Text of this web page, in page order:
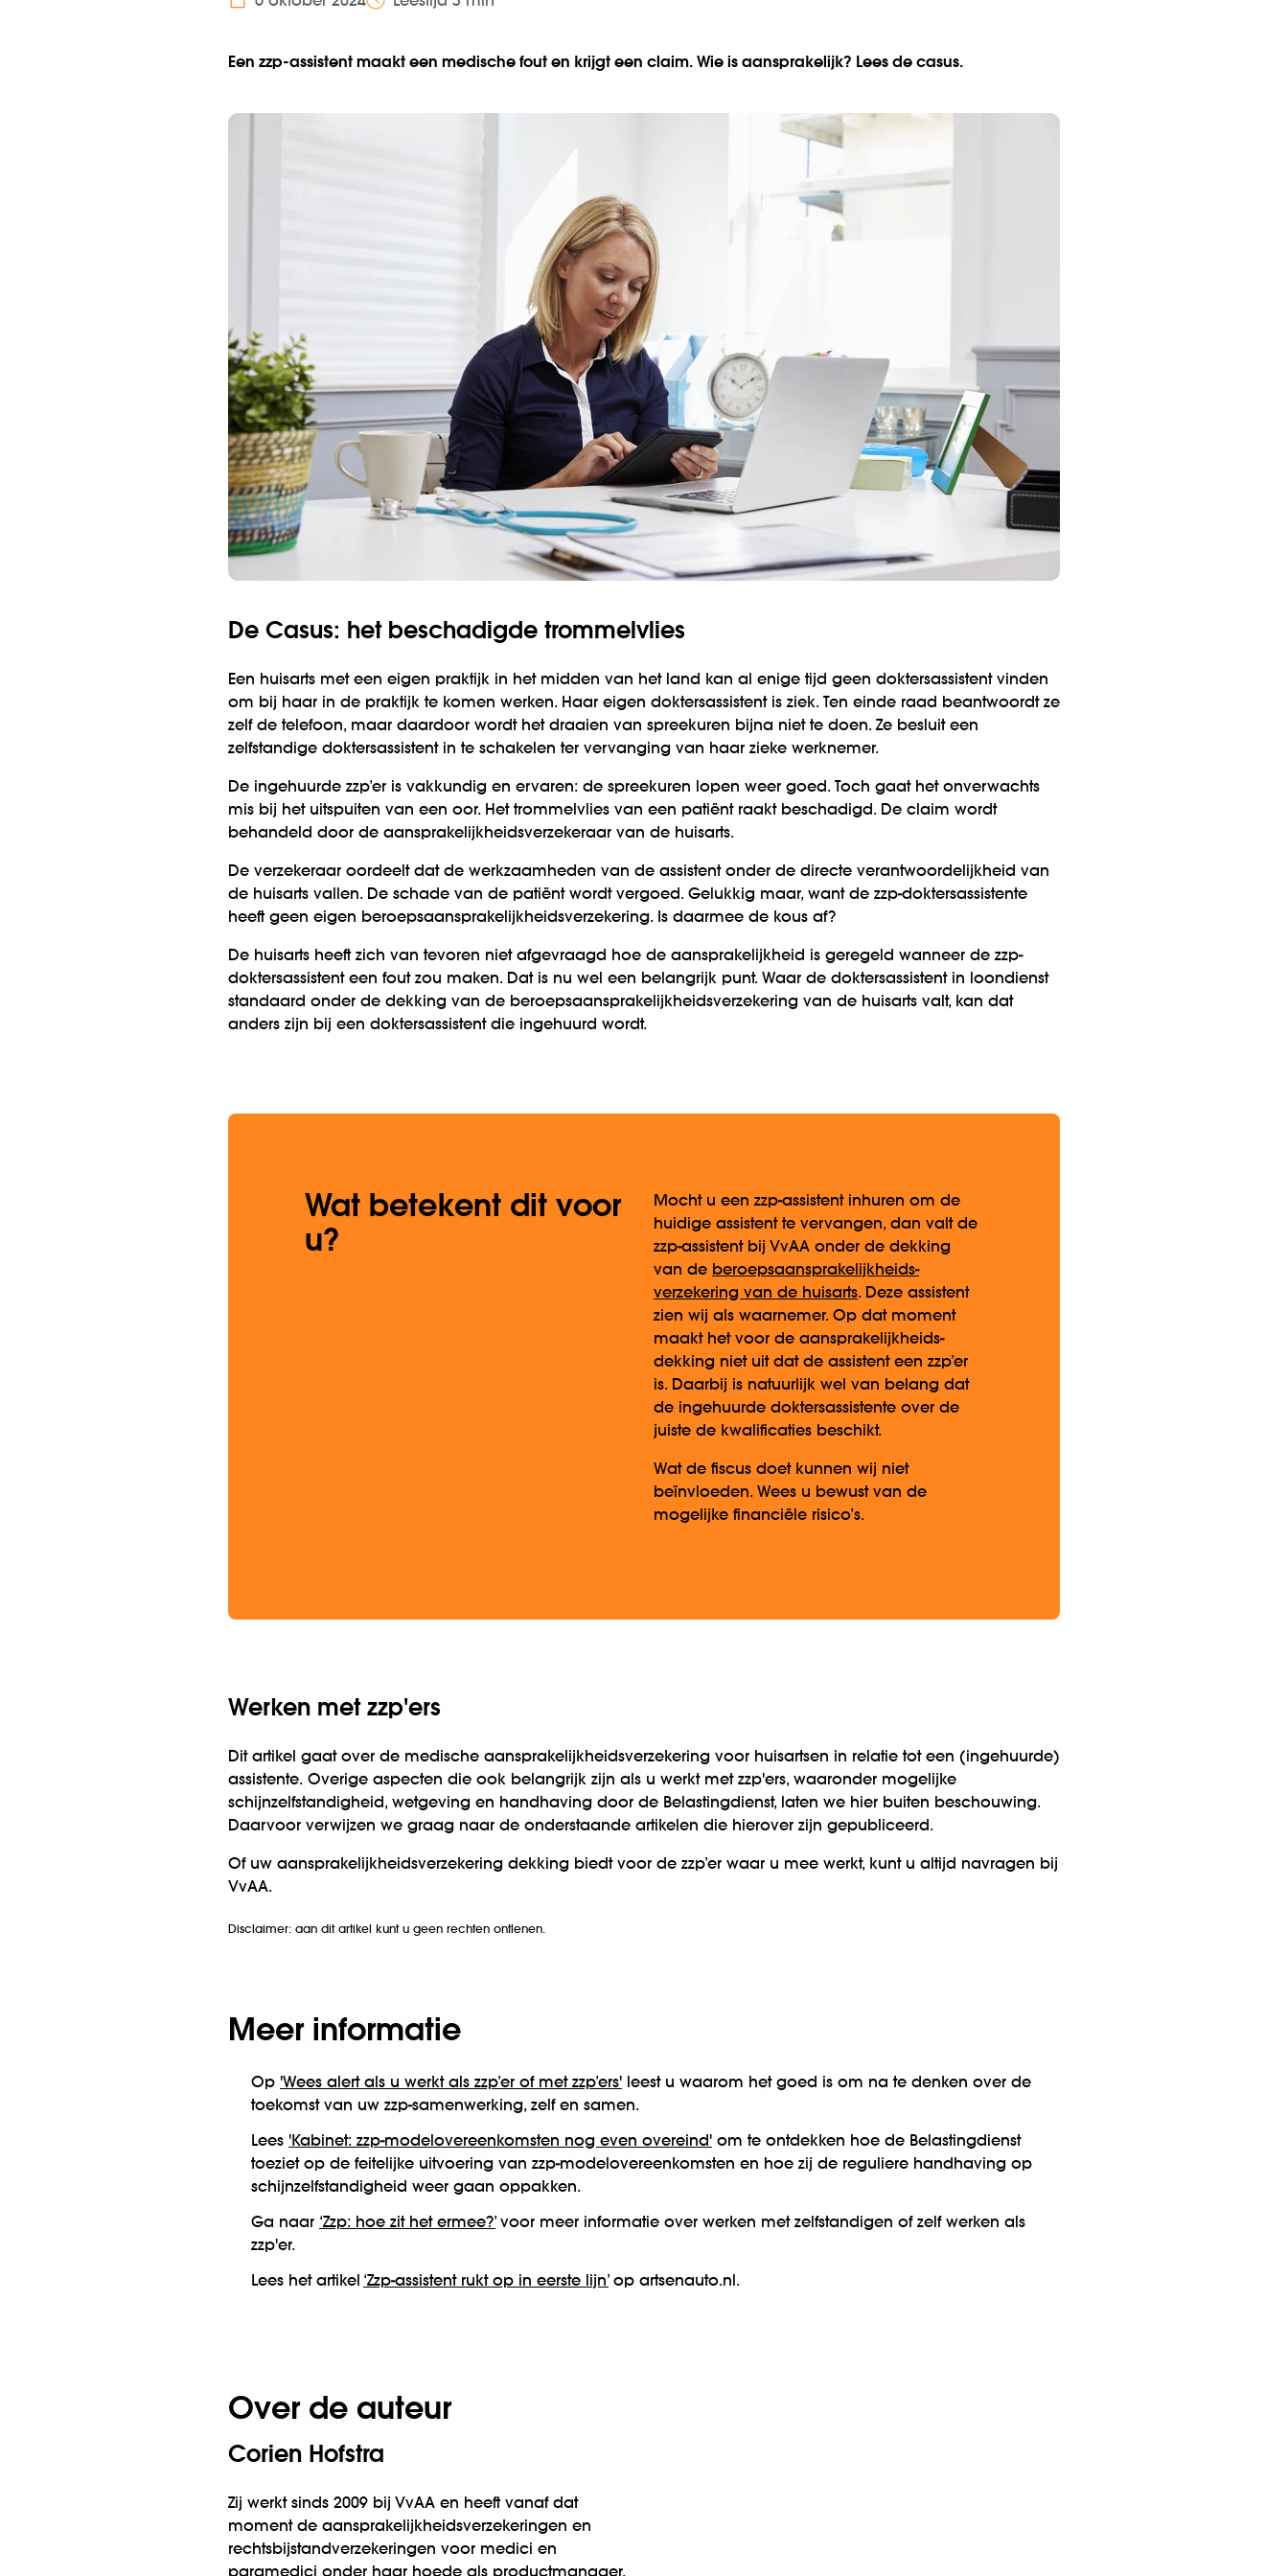
Een zzp-assistent maakt een medische fout en krijgt een claim. Wie is aansprakelijk? Lees de casus.
De Casus: het beschadigde trommel­vlies
Een huisarts met een eigen praktijk in het midden van het land kan al enige tijd geen doktersassistent vinden
om bij haar in de praktijk te komen werken. Haar eigen doktersassistent is ziek. Ten einde raad beantwoordt ze
zelf de telefoon, maar daardoor wordt het draaien van spreekuren bijna niet te doen. Ze besluit een
zelfstandige doktersassistent in te schakelen ter vervanging van haar zieke werknemer.
De ingehuurde zzp’er is vakkundig en ervaren: de spreekuren lopen weer goed. Toch gaat het onverwachts
mis bij het uitspuiten van een oor. Het trommel­vlies van een patiënt raakt beschadigd. De claim wordt
behandeld door de aansprakelijkheids­verzekeraar van de huisarts.
De verzekeraar oordeelt dat de werk­zaamheden van de assistent onder de directe verantwoordelijk­heid van
de huisarts vallen. De schade van de patiënt wordt vergoed. Gelukkig maar, want de zzp-dokters­assistente
heeft geen eigen beroeps­aansprakelijkheids­verzekering. Is daarmee de kous af?
De huisarts heeft zich van tevoren niet afgevraagd hoe de aansprakelijkheid is geregeld wanneer de zzp-
dokters­assistent een fout zou maken. Dat is nu wel een belangrijk punt. Waar de dokters­assistent in loon­dienst
standaard onder de dekking van de beroeps­aansprakelijkheidsverzekering van de huisarts valt, kan dat
anders zijn bij een dokters­assistent die ingehuurd wordt.
Wat betekent dit voor
u?
Mocht u een zzp-assistent inhuren om de
huidige assistent te vervangen, dan valt de
zzp-assistent bij VvAA onder de dekking
van de beroeps­aansprakelijk­heids­
verzekering van de huisarts. Deze assistent
zien wij als waarnemer. Op dat moment
maakt het voor de aansprakelijkheids­
dekking niet uit dat de assistent een zzp’er
is. Daarbij is natuurlijk wel van belang dat
de ingehuurde doktersassistente over de
juiste de kwalificaties beschikt.
Wat de fiscus doet kunnen wij niet
beïnvloeden. Wees u bewust van de
mogelijke financiële risico’s.
Werken met zzp'ers
Dit artikel gaat over de medische aansprakelijkheidsverzekering voor huisartsen in relatie tot een (ingehuurde)
assistente. Overige aspecten die ook belangrijk zijn als u werkt met zzp'ers, waaronder mogelijke
schijnzelfstandigheid, wetgeving en handhaving door de Belastingdienst, laten we hier buiten beschouwing.
Daarvoor verwijzen we graag naar de onderstaande artikelen die hierover zijn gepubliceerd.
Of uw aansprakelijkheidsverzekering dekking biedt voor de zzp’er waar u mee werkt, kunt u altijd navragen bij
VvAA.
Disclaimer: aan dit artikel kunt u geen rechten ontlenen.
Meer informatie
Op 'Wees alert als u werkt als zzp’er of met zzp’ers' leest u waarom het goed is om na te denken over de
toekomst van uw zzp-samenwerking, zelf en samen.
Lees 'Kabinet: zzp-model­overeen­komsten nog even overeind' om te ontdekken hoe de Belastingdienst
toeziet op de feitelijke uitvoering van zzp-modelovereenkomsten en hoe zij de reguliere handhaving op
schijnzelfstandigheid weer gaan oppakken.
Ga naar ‘Zzp: hoe zit het ermee?’voor meer informatie over werken met zelf­standigen of zelf werken als
zzp'er.
Lees het artikel ‘Zzp-assistent rukt op in eerste lijn’op artsenauto.nl.
Over de auteur
Corien Hofstra
Zij werkt sinds 2009 bij VvAA en heeft vanaf dat
moment de aansprakelijk­heids­verzekeringen en
rechts­bijstand­verzekeringen voor medici en
paramedici onder haar hoede als productmanager.